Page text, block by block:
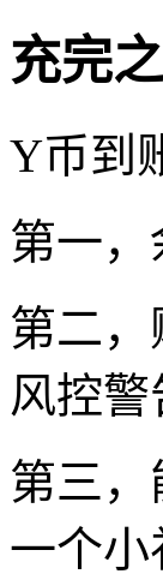
充完
Y币到
第一，
第二
风控
第三
一个